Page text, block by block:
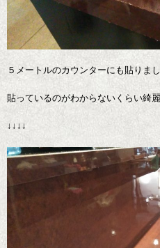
５メートルのカウンターにも貼りまし
貼っているのがわからないくらい綺
↓↓↓↓